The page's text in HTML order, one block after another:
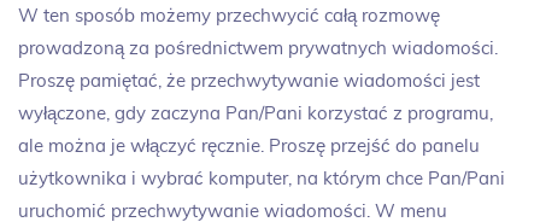
W ten sposób możemy przechwycić całą rozmowę
prowadzoną za pośrednictwem prywatnych wiadomości.
Proszę pamiętać, że przechwytywanie wiadomości jest
wyłączone, gdy zaczyna Pan/Pani korzystać z programu,
ale można je włączyć ręcznie. Proszę przejść do panelu
użytkownika i wybrać komputer, na którym chce Pan/Pani
uruchomić przechwytywanie wiadomości. W menu